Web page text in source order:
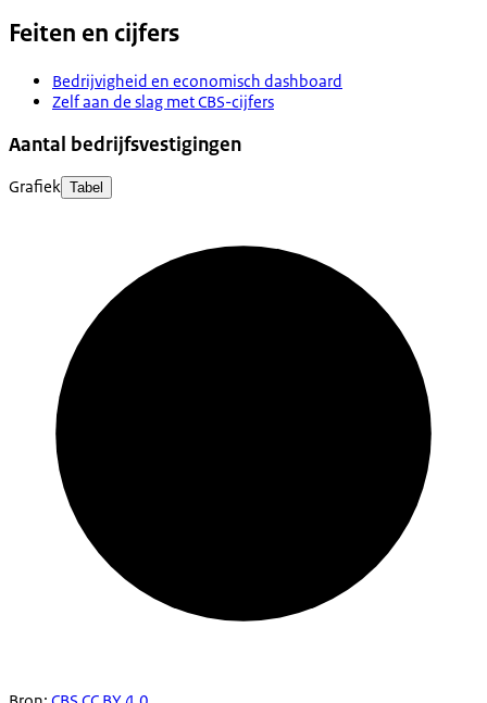
Feiten en cijfers
Bedrijvigheid en economisch dashboard
Zelf aan de slag met CBS-cijfers
Aantal bedrijfsvestigingen
Grafiek Tabel